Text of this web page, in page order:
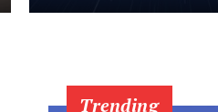
Trending